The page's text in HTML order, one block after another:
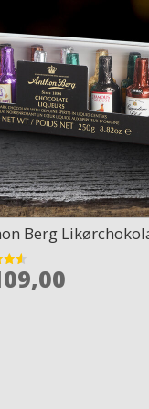
Berg